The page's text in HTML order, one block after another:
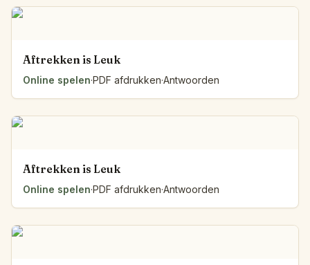
Aftrekken is Leuk
Online spelen·PDF afdrukken·Antwoorden
Aftrekken is Leuk
Online spelen·PDF afdrukken·Antwoorden